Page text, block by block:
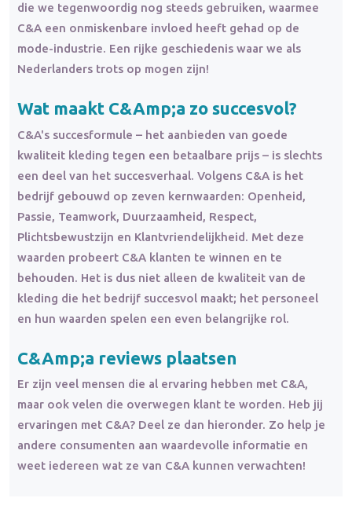
die we tegenwoordig nog steeds gebruiken, waarmee
C&A een onmiskenbare invloed heeft gehad op de
mode-industrie. Een rijke geschiedenis waar we als
Nederlanders trots op mogen zijn!
Wat maakt C&Amp;a zo succesvol?
C&A's succesformule – het aanbieden van goede
kwaliteit kleding tegen een betaalbare prijs – is slechts
een deel van het succesverhaal. Volgens C&A is het
bedrijf gebouwd op zeven kernwaarden: Openheid,
Passie, Teamwork, Duurzaamheid, Respect,
Plichtsbewustzijn en Klantvriendelijkheid. Met deze
waarden probeert C&A klanten te winnen en te
behouden. Het is dus niet alleen de kwaliteit van de
kleding die het bedrijf succesvol maakt; het personeel
en hun waarden spelen een even belangrijke rol.
C&Amp;a reviews plaatsen
Er zijn veel mensen die al ervaring hebben met C&A,
maar ook velen die overwegen klant te worden. Heb jij
ervaringen met C&A? Deel ze dan hieronder. Zo help je
andere consumenten aan waardevolle informatie en
weet iedereen wat ze van C&A kunnen verwachten!